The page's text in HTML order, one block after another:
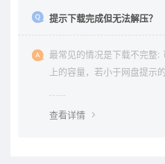
提示下载完成但无法解压？
最常见的情况是下载不完整:
上的容量，若小于网盘提示
查看详情